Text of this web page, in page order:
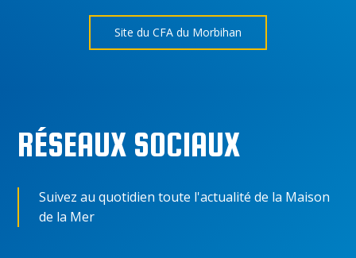
Site du CFA du Morbihan
RÉSEAUX SOCIAUX
Suivez au quotidien toute l'actualité de la Maison
de la Mer